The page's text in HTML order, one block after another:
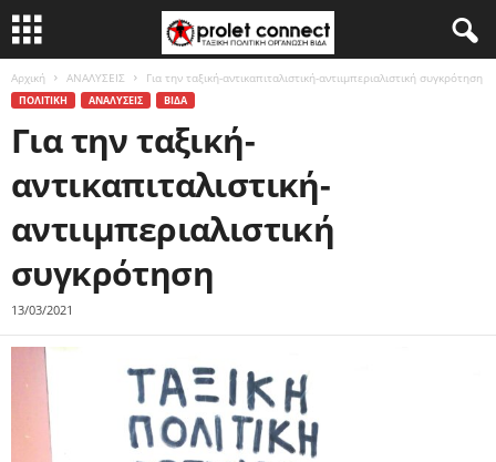
Αρχική ΑΝΑΛΥΣΕΙΣ Για την ταξική-αντικαπιταλιστική-αντιιμπεριαλιστική συγκρότηση
ΠΟΛΙΤΙΚΗ ΑΝΑΛΥΣΕΙΣ ΒΙΔΑ
Για την ταξική-
αντικαπιταλιστική-
αντιιμπεριαλιστική
συγκρότηση
13/03/2021